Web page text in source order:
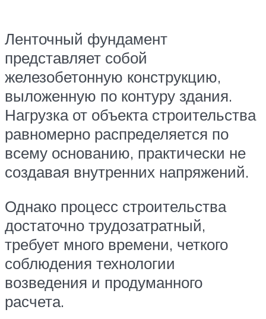
Ленточный фундамент
представляет собой
железобетонную конструкцию,
выложенную по контуру здания.
Нагрузка от объекта строительства
равномерно распределяется по
всему основанию, практически не
создавая внутренних напряжений.
Однако процесс строительства
достаточно трудозатратный,
требует много времени, четкого
соблюдения технологии
возведения и продуманного
расчета.